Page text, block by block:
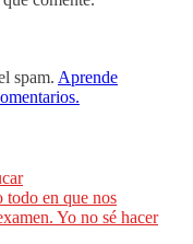
spam. Aprende
todo en que nos
Yo no sé hacer